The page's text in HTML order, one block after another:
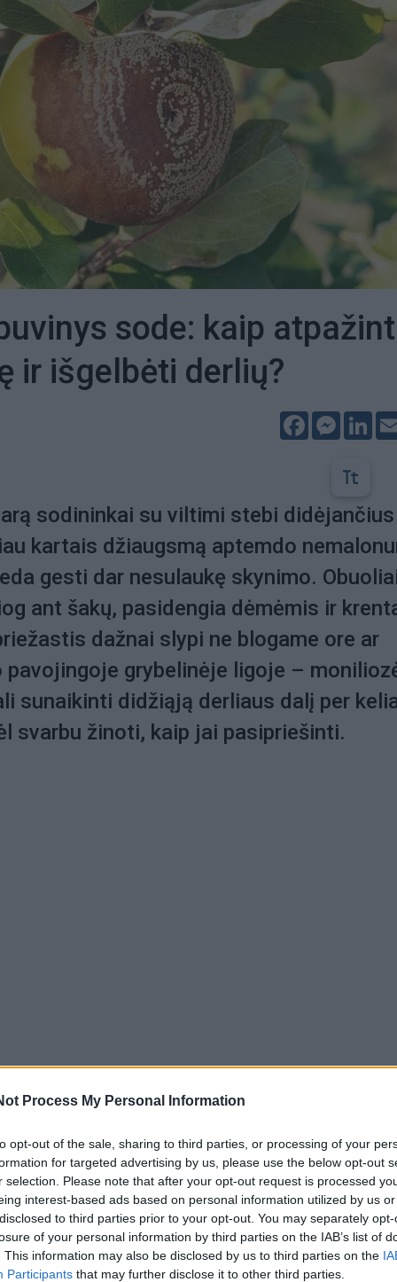
Process My Personal Information
opt-out of the sale, sharing to third parties, or processing of your
for targeted advertising by us, please use the below opt-out
selection. Please note that after your opt-out request is processed
interest-based ads based on personal information utilized by us
to third parties prior to your opt-out. You may separately
of your personal information by third parties on the IAB’s list of
This information may also be disclosed by us to third parties on the
Participants that may further disclose it to other third parties.
sode: kaip
ir išgelbėti derlių?
Facebook
sodininkai su viltimi stebi didėjančius
kartais džiaugsmą aptemdo
gesti dar nesulaukę skynimo.
ant šakų, pasidengia dėmėmis ir
dažnai slypi ne blogame ore ar
pavojingoje grybelinėje ligoje –
sunaikinti didžiąją derliaus dalį per
svarbu žinoti, kaip jai pasipriešinti.
puvinys, yra grybelinė infekcija, pažeidžianti
Ligą sukeliantis grybelis žiemoja užkrėstuose
net per stiprius šalčius. Pavasarį, atšilus orams,
plisti po sodą. Pagrindinis plitimo kelias – per
ir vaisių odelėje.